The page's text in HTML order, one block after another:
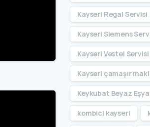
Kayseri Regal Servisi
Kayseri Siemens
Kayseri Vestel Servisi
Kayseri çamaşır
Keykubat Beyaz
kombici kayseri